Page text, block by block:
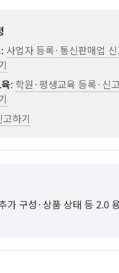
: 사업자 등록·통신판매업
: 학원·평생교육 등록·신
하기
가 구성·상품 상태 등 2.0